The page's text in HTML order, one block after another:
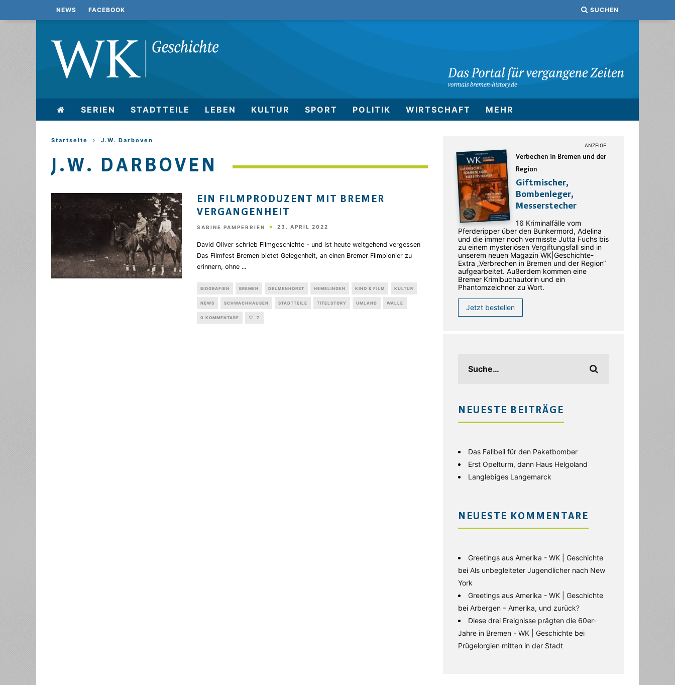
NEWS FACEBOOK SUCHEN
SERIEN STADTTEILE LEBEN KULTUR SPORT POLITIK WIRTSCHAFT MEHR
Startseite J.W. Darboven
J.W. DARBOVEN
EIN FILMPRODUZENT MIT BREMER
VERGANGENHEIT
SABINE PAMPERRIEN 23. APRIL 2022
David Oliver schrieb Filmgeschichte - und ist heute weitgehend vergessen
Das Filmfest Bremen bietet Gelegenheit, an einen Bremer Filmpionier zu
erinnern, ohne ...
BIOGRAFIEN BREMEN DELMENHORST HEMELINGEN KINO & FILM KULTUR
NEWS SCHWACHHAUSEN STADTTEILE TITELSTORY UMLAND WALLE
0 KOMMENTARE 7
Verbechen in Bremen und der
Region
Giftmischer,
Bombenleger,
Messerstecher
16 Kriminalfälle vom
Pferderipper über den Bunkermord, Adelina
und die immer noch vermisste Jutta Fuchs bis
zu einem mysteriösen Vergiftungsfall sind in
unserem neuen Magazin WK|Geschichte-
Extra „Verbrechen in Bremen und der Region“
aufgearbeitet. Außerdem kommen eine
Bremer Krimibuchautorin und ein
Phantomzeichner zu Wort.
Jetzt bestellen
NEUESTE BEITRÄGE
Das Fallbeil für den Paketbomber
Erst Opelturm, dann Haus Helgoland
Langlebiges Langemarck
NEUESTE KOMMENTARE
Greetings aus Amerika - WK | Geschichte
bei Als unbegleiteter Jugendlicher nach New
York
Greetings aus Amerika - WK | Geschichte
bei Arbergen – Amerika, und zurück?
Diese drei Ereignisse prägten die 60er-
Jahre in Bremen - WK | Geschichte bei
Prügelorgien mitten in der Stadt